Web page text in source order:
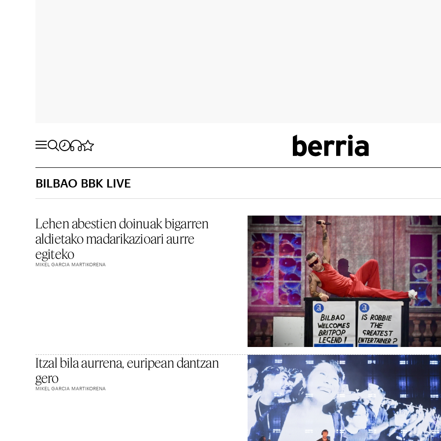
BILBAO BBK LIVE
Lehen abestien doinuak bigarren
aldietako madarikazioari aurre
egiteko
MIKEL GARCIA MARTIKORENA
Itzal bila aurrena, euripean dantzan
gero
MIKEL GARCIA MARTIKORENA